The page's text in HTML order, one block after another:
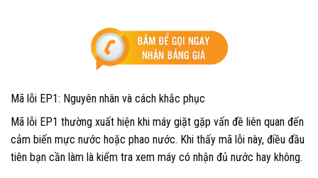
Mã lỗi EP1: Nguyên nhân và cách khắc phục
Mã lỗi EP1 thường xuất hiện khi máy giặt gặp vấn đề liên quan đến
cảm biến mực nước hoặc phao nước. Khi thấy mã lỗi này, điều đầu
tiên bạn cần làm là kiểm tra xem máy có nhận đủ nước hay không.